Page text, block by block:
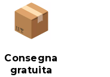
Consegna
gratuita